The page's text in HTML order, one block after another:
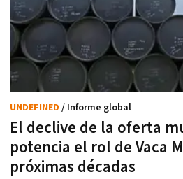
El declive de la oferta
potencia el rol de Vaca
próximas décadas
UNDEFINED / Informe global